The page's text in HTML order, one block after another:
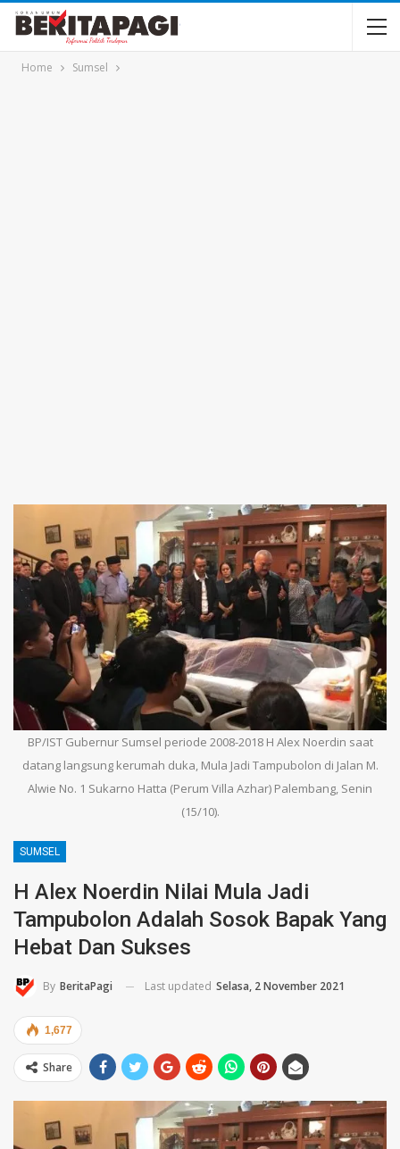
Home Sumsel
BP/IST Gubernur Sumsel periode 2008-2018 H Alex Noerdin saat
datang langsung kerumah duka, Mula Jadi Tampubolon di Jalan M.
Alwie No. 1 Sukarno Hatta (Perum Villa Azhar) Palembang, Senin
(15/10).
SUMSEL
H Alex Noerdin Nilai Mula Jadi
Tampubolon Adalah Sosok Bapak Yang
Hebat Dan Sukses
By BeritaPagi Last updated Selasa, 2 November 2021
1,677
Share